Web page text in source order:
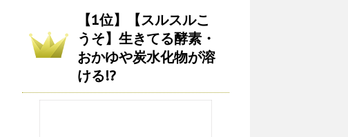
【1位】【スルスルこ
うそ】生きてる酵素・
おかゆや炭水化物が溶
ける!?